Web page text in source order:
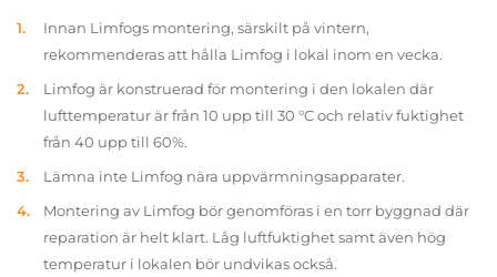
Innan Limfogs montering, särskilt på vintern,
rekommenderas att hålla Limfog i lokal inom en vecka.
Limfog är konstruerad för montering i den lokalen där
lufttemperatur är från 10 upp till 30 °C och relativ fuktighet
från 40 upp till 60%.
Lämna inte Limfog nära uppvärmningsapparater.
Montering av Limfog bör genomföras i en torr byggnad där
reparation är helt klart. Låg luftfuktighet samt även hög
temperatur i lokalen bör undvikas också.